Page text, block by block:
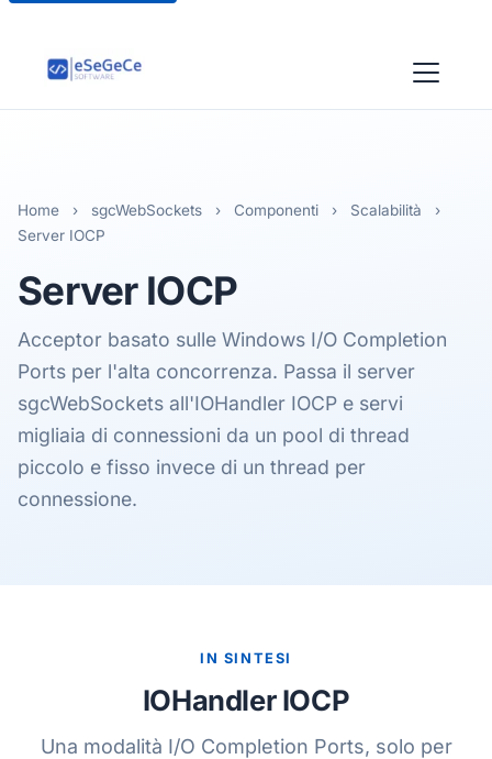
Home › sgcWebSockets › Componenti › Scalabilità
›
Server IOCP
Server IOCP
Acceptor basato sulle Windows I/O Completion
Ports per l'alta concorrenza. Passa il server
sgcWebSockets all'IOHandler IOCP e servi
migliaia di connessioni da un pool di thread
piccolo e fisso invece di un thread per
connessione.
IN SINTESI
IOHandler IOCP
Una modalità I/O Completion Ports, solo per